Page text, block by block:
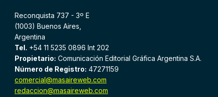
Reconquista 737 - 3º E
(1003) Buenos Aires,
Argentina
Tel. +54 11 5235 0896 Int 202
Propietario: Comunicación Editorial Gráfica Argentina S.A.
Número de Registro: 47271159
comercial@masaireweb.com
redaccion@masaireweb.com